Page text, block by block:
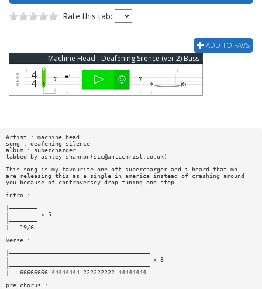
Rate this tab:
ADD TO FAVS
Machine Head - Deafening Silence (ver 2) Bass Tab
Artist : machine head
song : deafening silence
album : supercharger
tabbed by ashley shannon( sic@antichrist.co.uk)
This song is my favourite one off supercharger and i heard that mh
are releasing this as a single in america instead of crashing around
you because of controversey.drop tuning one step.
intro :
|————————
|———————— x 5
|————————
|———19/6—
verse :
|————————————————————————————————————————
|———————————————————————————————————————— x 3
|————————————————————————————————————————
|———66666666—44444444—222222222—44444444—
pre chorus :